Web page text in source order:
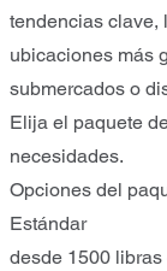
tendencias clave,
ubicaciones más
submercados o
Elija el paquete
necesidades.
Opciones del
Estándar
desde 1500